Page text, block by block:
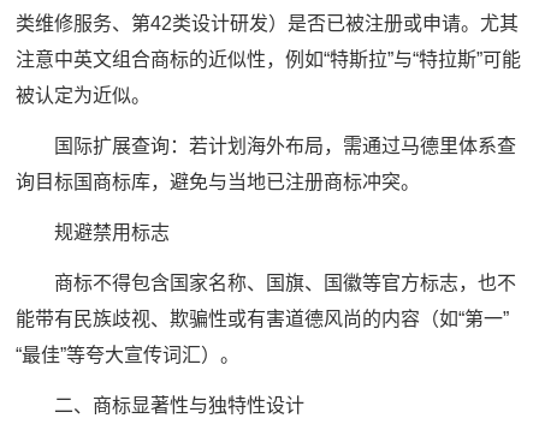
类维修服务、第42类设计研发）是否已被注册或申请。尤其
注意中英文组合商标的近似性，例如“特斯拉”与“特拉斯”可能
被认定为近似。
国际扩展查询：若计划海外布局，需通过马德里体系查
询目标国商标库，避免与当地已注册商标冲突。
规避禁用标志
商标不得包含国家名称、国旗、国徽等官方标志，也不
能带有民族歧视、欺骗性或有害道德风尚的内容（如“第一”
“最佳”等夸大宣传词汇）。
二、商标显著性与独特性设计